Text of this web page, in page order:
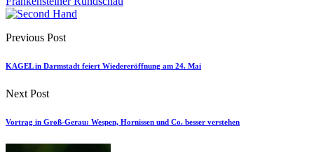
Previous Post
KAGEL in Darmstadt feiert Wiedereröffnung am 24. Mai
Next Post
Vortrag in Groß-Gerau: Wespen, Hornissen und Co. besser verstehen